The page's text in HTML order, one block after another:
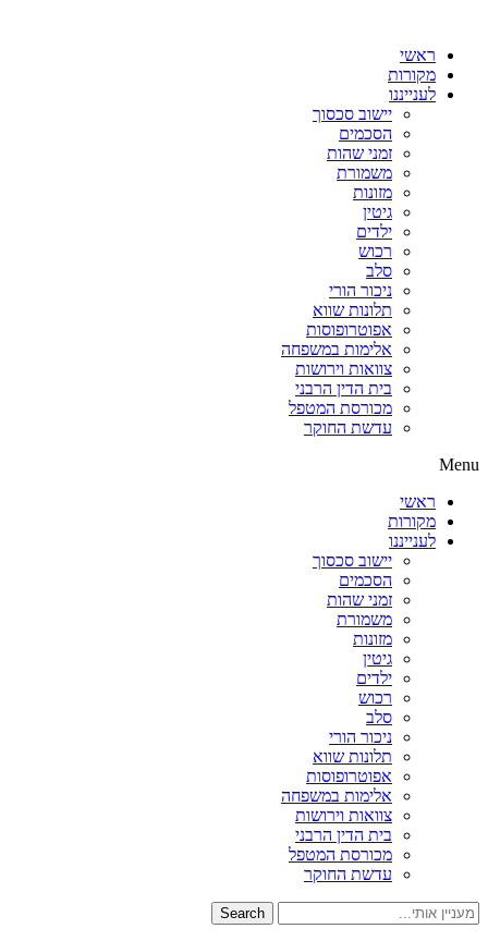
ראשי
מקורות
לענייננו
יישוב סכסוך
הסכמים
זמני שהות
משמורת
מזונות
גיטין
ילדים
רכוש
סלב
ניכור הורי
תלונות שווא
אפוטרופוסות
אלימות במשפחה
צוואות וירושות
בית הדין הרבני
מכורסת המטפל
עדשת החוקר
Menu
ראשי
מקורות
לענייננו
יישוב סכסוך
הסכמים
זמני שהות
משמורת
מזונות
גיטין
ילדים
רכוש
סלב
ניכור הורי
תלונות שווא
אפוטרופוסות
אלימות במשפחה
צוואות וירושות
בית הדין הרבני
מכורסת המטפל
עדשת החוקר
Search